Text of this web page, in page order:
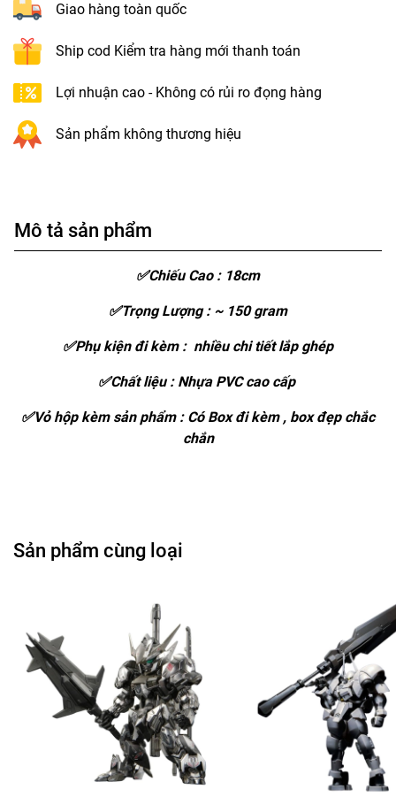
Giao hàng toàn quốc
Ship cod Kiểm tra hàng mới thanh toán
Lợi nhuận cao - Không có rủi ro đọng hàng
Sản phẩm không thương hiệu
Mô tả sản phẩm
✅Chiếu Cao : 18cm
✅Trọng Lượng : ~ 150 gram
✅Phụ kiện đi kèm : nhiều chi tiết lắp ghép
✅Chất liệu : Nhựa PVC cao cấp
✅Vỏ hộp kèm sản phẩm : Có Box đi kèm , box đẹp chắc
chắn
Sản phẩm cùng loại